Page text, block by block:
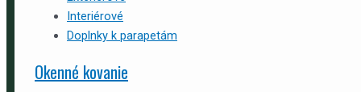
Interiérové
Doplnky k parapetám
Okenné kovanie